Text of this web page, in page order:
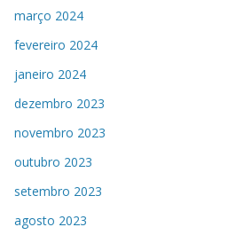
março 2024
fevereiro 2024
janeiro 2024
dezembro 2023
novembro 2023
outubro 2023
setembro 2023
agosto 2023